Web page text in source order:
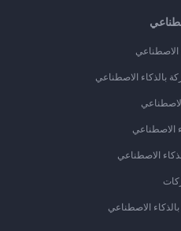
الاصطناعي
بالذكاء الاصطناعي
الاصطناعي
الاصطناعي
الاصطناعي